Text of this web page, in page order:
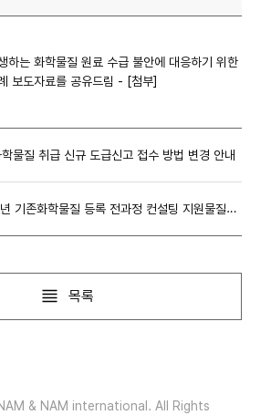
하는 화학물질 원료 수급 불안에 대응하기 위한
보도자료를 공유드림 - [첨부]
물질 취급 신규 도급신고 접수 방법 변경 안내
2026년 기존화학물질 등록 전과정 컨설팅 지원물질 목록 알림
목록
& NAM international. All Rights